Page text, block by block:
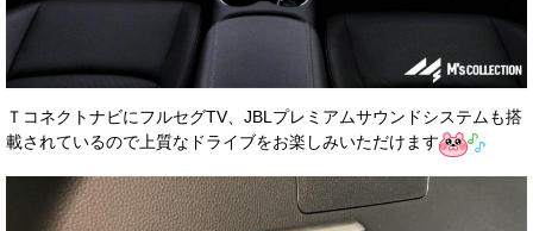
ＴコネクトナビにフルセグTV、JBLプレミアムサウンドシステムも搭
載されているので上質なドライブをお楽しみいただけます